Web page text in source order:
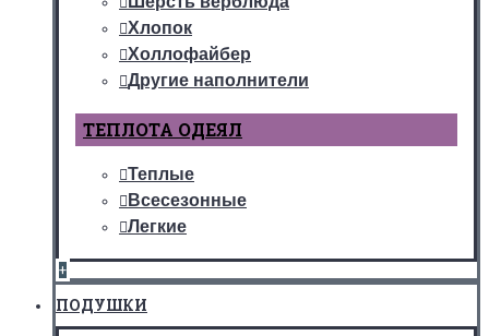
Хлопок
Холлофайбер
Другие наполнители
ТЕПЛОТА ОДЕЯЛ
Теплые
Всесезонные
Легкие
+
ПОДУШКИ